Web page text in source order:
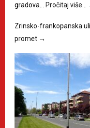
gradova…
Pročitaj više…
Zrinsko-frankopanska
promet →